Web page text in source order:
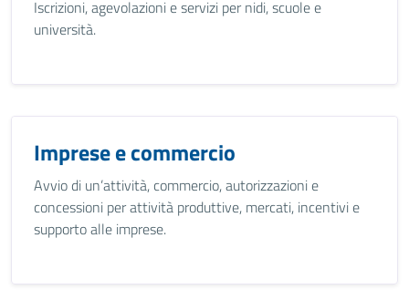
Iscrizioni, agevolazioni e servizi per nidi, scuole e
università.
Imprese e commercio
Avvio di un’attività, commercio, autorizzazioni e
concessioni per attività produttive, mercati, incentivi e
supporto alle imprese.